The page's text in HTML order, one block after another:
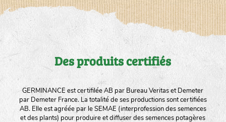
Des produits certifiés
GERMINANCE est certifilée AB par Bureau Veritas et Demeter
par Demeter France. La totalité de ses productions sont certifiées
AB. Elle est agréée par le SEMAE (interprofession des semences
et des plants) pour produire et diffuser des semences potagères